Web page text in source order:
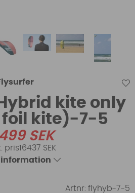
kite only
kite)-7-5
SEK
16437 SEK
information
Artnr: flyhyb-7-5